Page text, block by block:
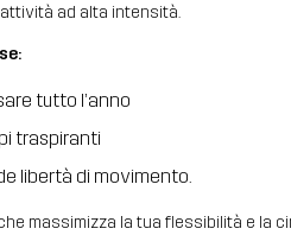
ad alta intensità.
tutto l’anno
traspiranti
libertà di movimento.
massimizza la tua flessibilità e la